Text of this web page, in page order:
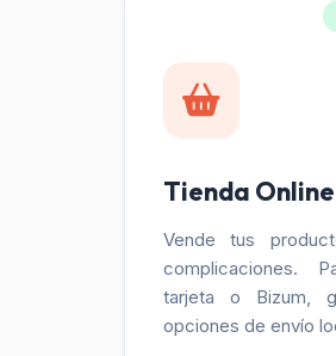
Tienda
Vende tus
complicaciones.
tarjeta o Bizum,
opciones de envío